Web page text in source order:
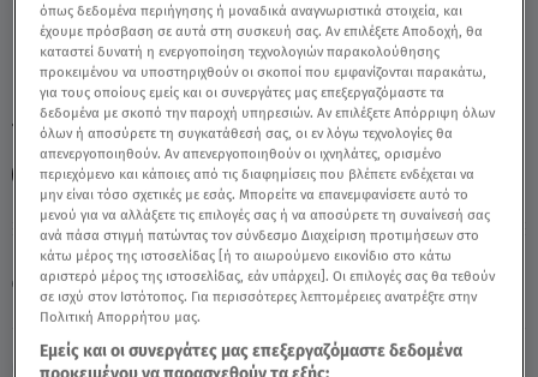
Κυριακή 9 Αυγούστου 2026
30.09.23, 00:15
ΕΛΛΑΔΑ
Πηγή: κεντρικό δελτίο ειδήσεων Star
TAGS: ΚΑΖΙΝΟ ΠΑΡΝΗΘΑΣ ΜΑΡΟΥΣΙ
ΔΕΛΤΙΟ ΕΙΔΗΣΕΩΝ STAR
όπως δεδομένα περιήγησης ή μοναδικά αναγνωριστικά στοιχεία, και
έχουμε πρόσβαση σε αυτά στη συσκευή σας. Αν επιλέξετε Αποδοχή, θα
καταστεί δυνατή η ενεργοποίηση τεχνολογιών παρακολούθησης
προκειμένου να υποστηριχθούν οι σκοποί που εμφανίζονται παρακάτω,
για τους οποίους εμείς και οι συνεργάτες μας επεξεργαζόμαστε τα
δεδομένα με σκοπό την παροχή υπηρεσιών. Αν επιλέξετε Απόρριψη όλων
όλων ή αποσύρετε τη συγκατάθεσή σας, οι εν λόγω τεχνολογίες θα
απενεργοποιηθούν. Αν απενεργοποιηθούν οι ιχνηλάτες, ορισμένο
περιεχόμενο και κάποιες από τις διαφημίσεις που βλέπετε ενδέχεται να
μην είναι τόσο σχετικές με εσάς. Μπορείτε να επανεμφανίσετε αυτό το
μενού για να αλλάξετε τις επιλογές σας ή να αποσύρετε τη συναίνεσή σας
ανά πάσα στιγμή πατώντας τον σύνδεσμο Διαχείριση προτιμήσεων στο
κάτω μέρος της ιστοσελίδας [ή το αιωρούμενο εικονίδιο στο κάτω
αριστερό μέρος της ιστοσελίδας, εάν υπάρχει]. Οι επιλογές σας θα τεθούν
σε ισχύ στον Ιστότοπος. Για περισσότερες λεπτομέρειες ανατρέξτε στην
Πολιτική Απορρήτου μας.
Εμείς και οι συνεργάτες μας επεξεργαζόμαστε δεδομένα